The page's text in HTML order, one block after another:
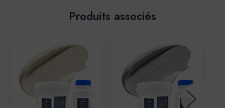
Produits associés